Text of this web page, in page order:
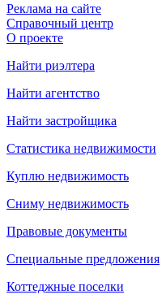
Реклама на сайте
Справочный центр
О проекте
Найти риэлтера
Найти агентство
Найти застройщика
Статистика недвижимости
Куплю недвижимость
Сниму недвижимость
Правовые документы
Специальные предложения
Коттеджные поселки